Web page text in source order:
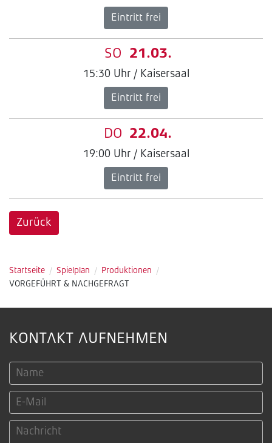
Eintritt frei
SO 21.03.
15:30 Uhr / Kaisersaal
Eintritt frei
DO 22.04.
19:00 Uhr / Kaisersaal
Eintritt frei
Zurück
Startseite / Spielplan / Produktionen
/
VORGEFÜHRT & NACHGEFRAGT
KONTAKT AUFNEHMEN